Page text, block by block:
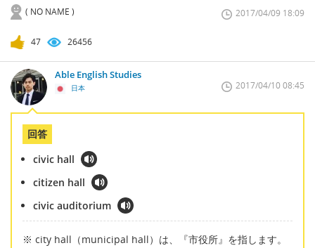
( NO NAME ) 2017/04/09 18:09
47 26456
Able English Studies
日本 2017/04/10 08:45
回答
civic hall
citizen hall
civic auditorium
※ city hall（municipal hall）は、『市役所』を指します。